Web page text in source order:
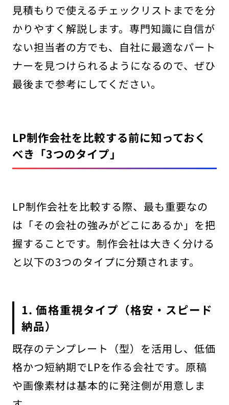
見積もりで使えるチェックリストまでを分
かりやすく解説します。専門知識に自信が
ない担当者の方でも、自社に最適なパート
ナーを見つけられるようになるので、ぜひ
最後まで参考にしてください。
LP制作会社を比較する前に知っておく
べき「3つのタイプ」
LP制作会社を比較する際、最も重要なの
は「その会社の強みがどこにあるか」を把
握することです。制作会社は大きく分ける
と以下の3つのタイプに分類されます。
1. 価格重視タイプ（格安・スピード
納品）
既存のテンプレート（型）を活用し、低価
格かつ短納期でLPを作る会社です。原稿
や画像素材は基本的に発注側が用意しま